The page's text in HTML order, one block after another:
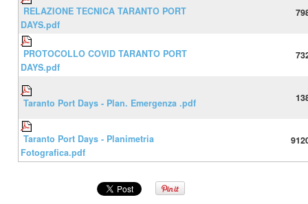
RELAZIONE TECNICA TARANTO PORT
DAYS.pdf
PROTOCOLLO COVID TARANTO PORT
DAYS.pdf
Taranto Port Days - Plan. Emergenza .pdf
Taranto Port Days - Planimetria
Fotografica.pdf